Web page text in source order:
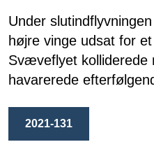
Under
højre vinge udsat for
Svæveflyet
havarerede
2021-131